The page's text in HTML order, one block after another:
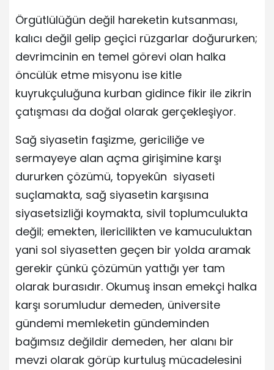
Örgütlülüğün değil hareketin kutsanması,
kalıcı değil gelip geçici rüzgarlar doğururken;
devrimcinin en temel görevi olan halka
öncülük etme misyonu ise kitle
kuyrukçuluğuna kurban gidince fikir ile zikrin
çatışması da doğal olarak gerçekleşiyor.
Sağ siyasetin faşizme, gericiliğe ve
sermayeye alan açma girişimine karşı
dururken çözümü, topyekûn siyaseti
suçlamakta, sağ siyasetin karşısına
siyasetsizliği koymakta, sivil toplumculukta
değil; emekten, ilericilikten ve kamuculuktan
yani sol siyasetten geçen bir yolda aramak
gerekir çünkü çözümün yattığı yer tam
olarak burasıdır. Okumuş insan emekçi halka
karşı sorumludur demeden, üniversite
gündemi memleketin gündeminden
bağımsız değildir demeden, her alanı bir
mevzi olarak görüp kurtuluş mücadelesini